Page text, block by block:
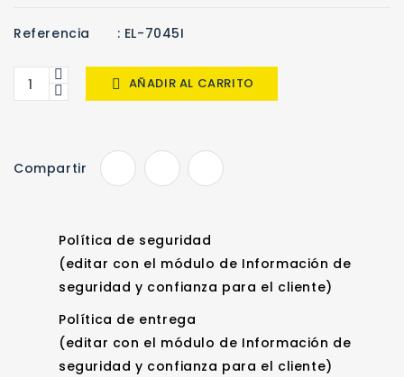
Referencia : EL-7045I
 AÑADIR AL CARRITO
Compartir
Política de seguridad
(editar con el módulo de Información de
seguridad y confianza para el cliente)
Política de entrega
(editar con el módulo de Información de
seguridad y confianza para el cliente)